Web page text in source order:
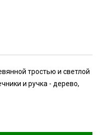
тростью и светлой
и ручка - дерево,